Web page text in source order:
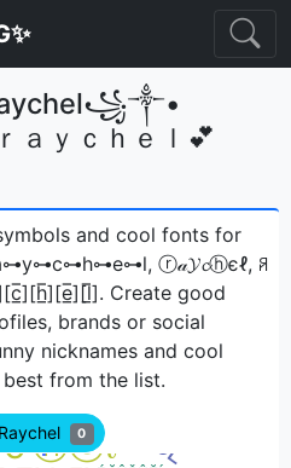
ｙｃｈｅｌ💕
and cool fonts for
ⓡ𝒶𝓨𝓬ⓗєℓ, ꋪ
ㅤ. Create good
brands or social
nicknames and cool
from the list.
0